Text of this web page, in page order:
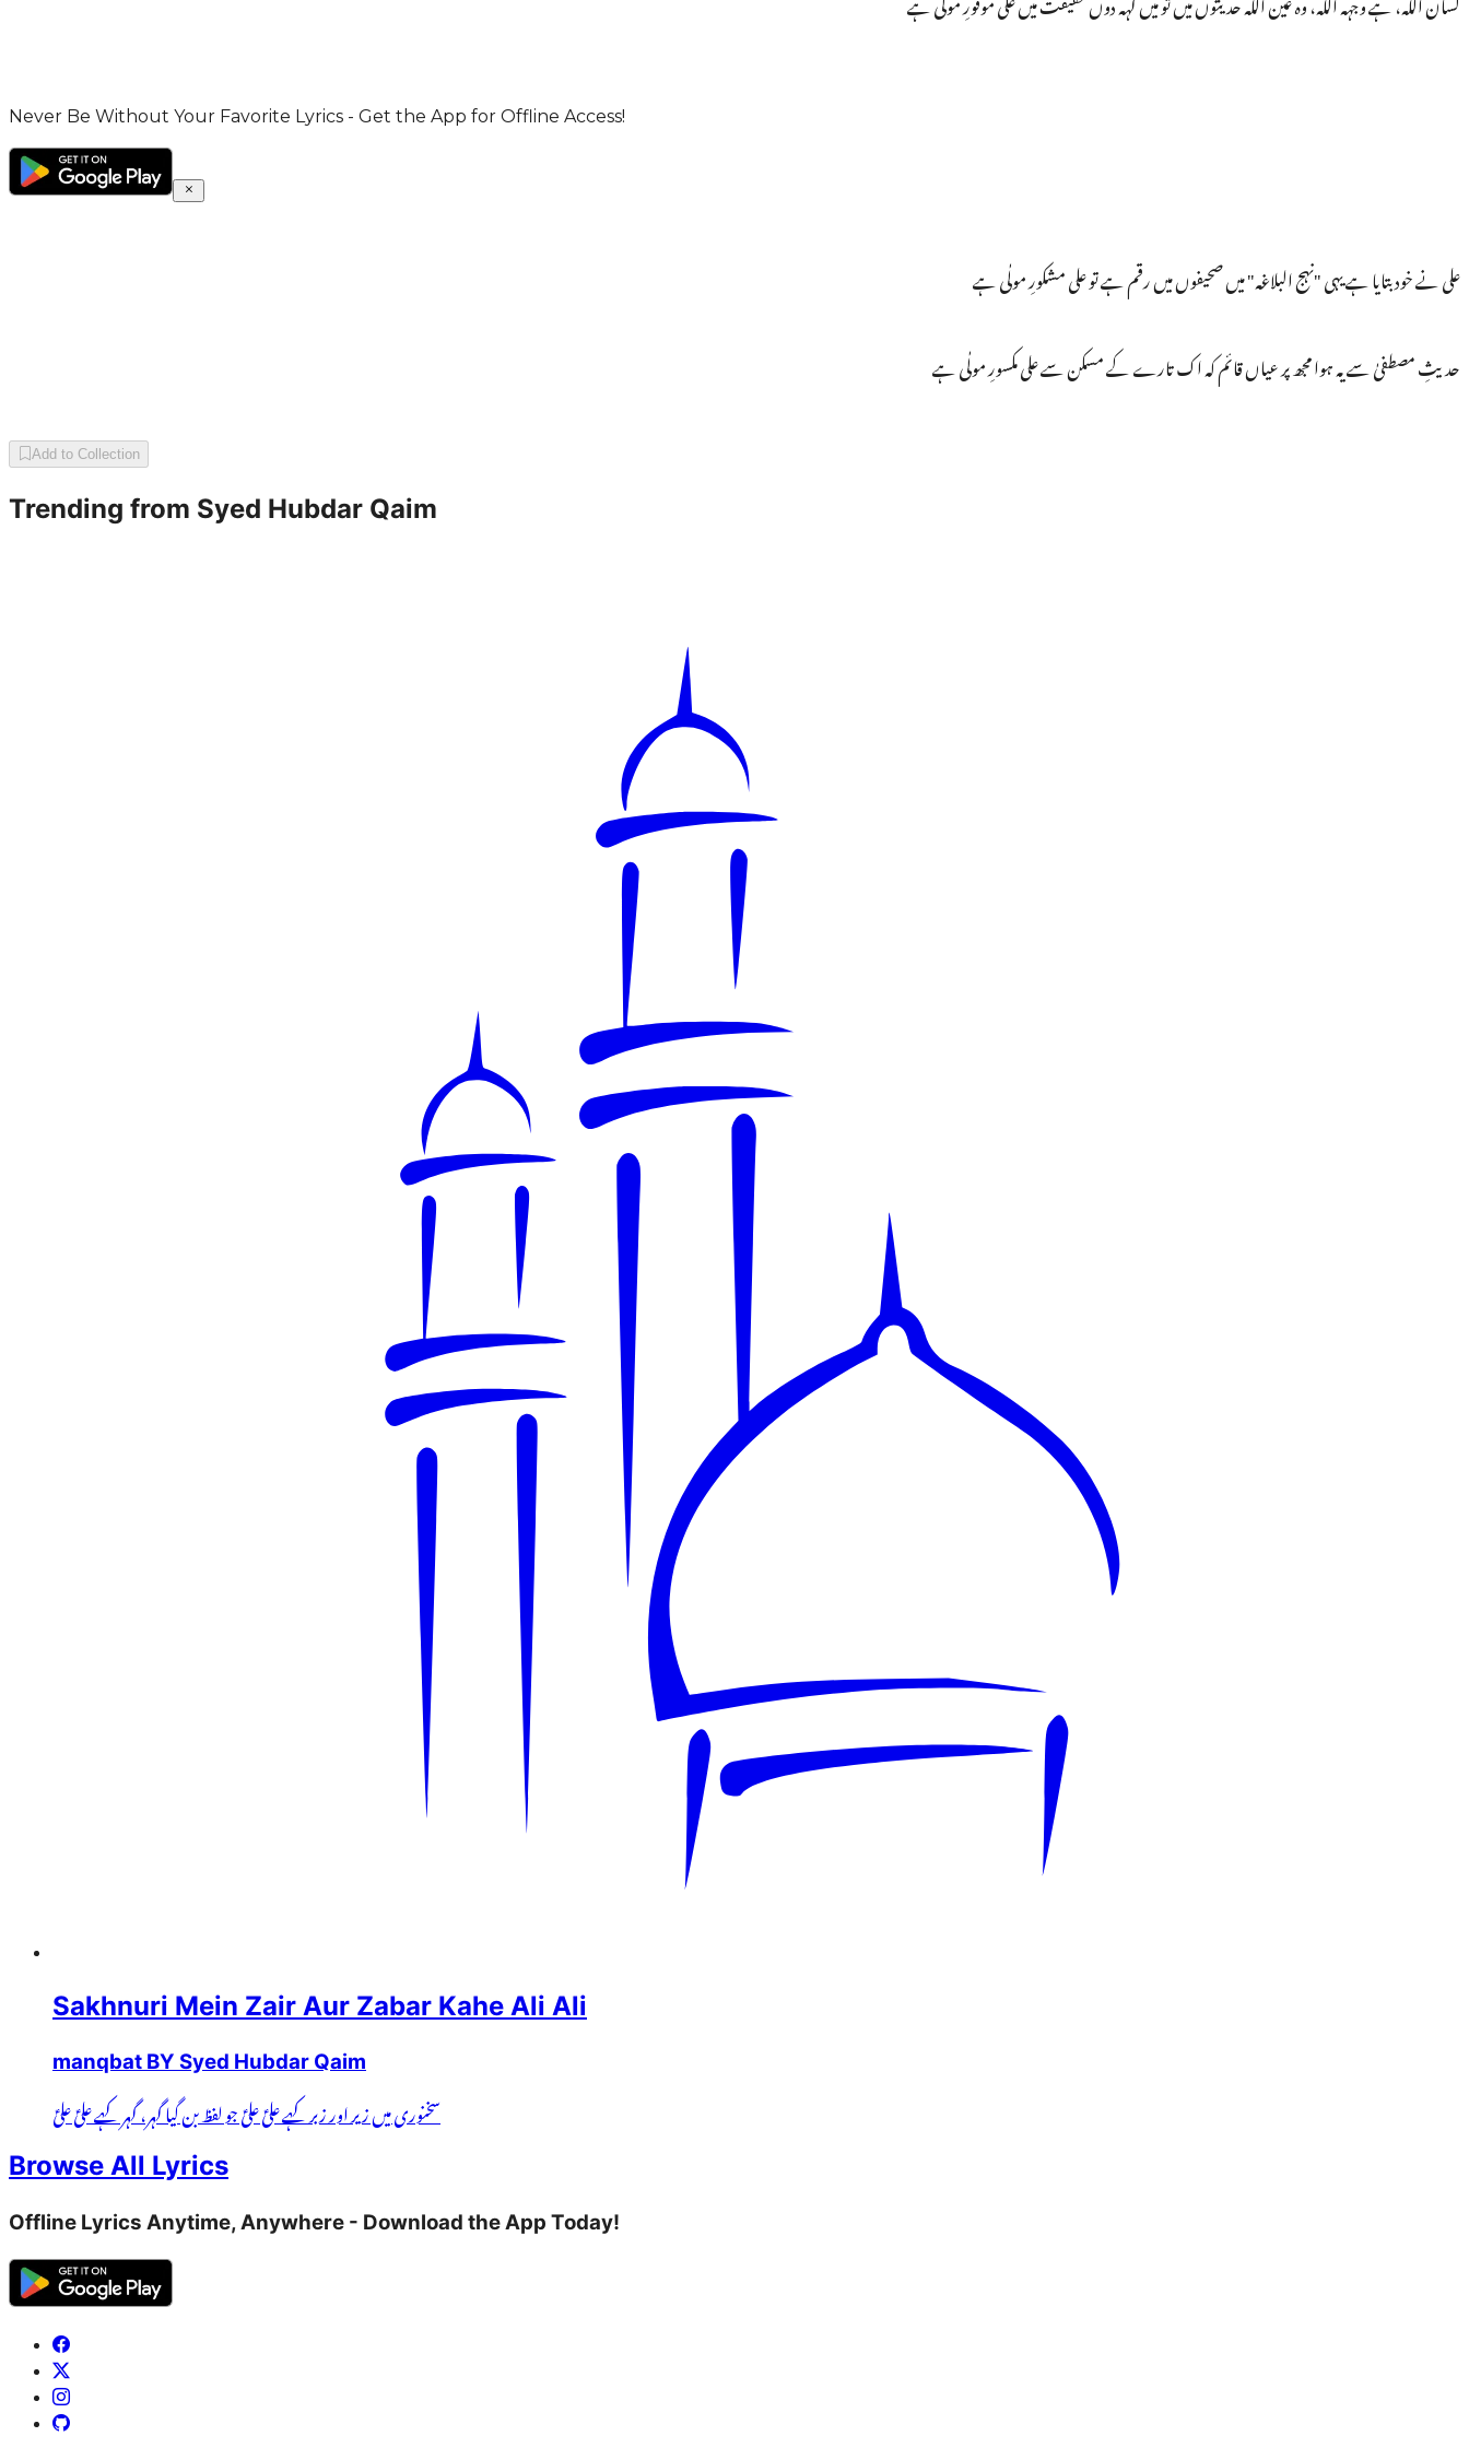
Never Be Without Your Favorite Lyrics - Get the App for Offline Access!
علی نے خود بتایا ہے یہی "نہج البلاغہ" میں صحیفوں میں رقم ہے تو علی مشکورِ مولٰی ہے
حدیثِ مصطفیٰ سے یہ ہوا مجھ پر عیاں قائم کہ اک تارے کے مسکن سے علی مکسورِ مولٰی ہے
Add to Collection
Trending from Syed Hubdar Qaim
Sakhnuri Mein Zair Aur Zabar Kahe Ali Ali
manqbat BY Syed Hubdar Qaim
سخنوری میں زیر اور زبر کہے علیؑ علیؑ جو لفظ بن گیا گہر، گہر کہے علیؑ علیؑ
Browse All Lyrics
Offline Lyrics Anytime, Anywhere - Download the App Today!